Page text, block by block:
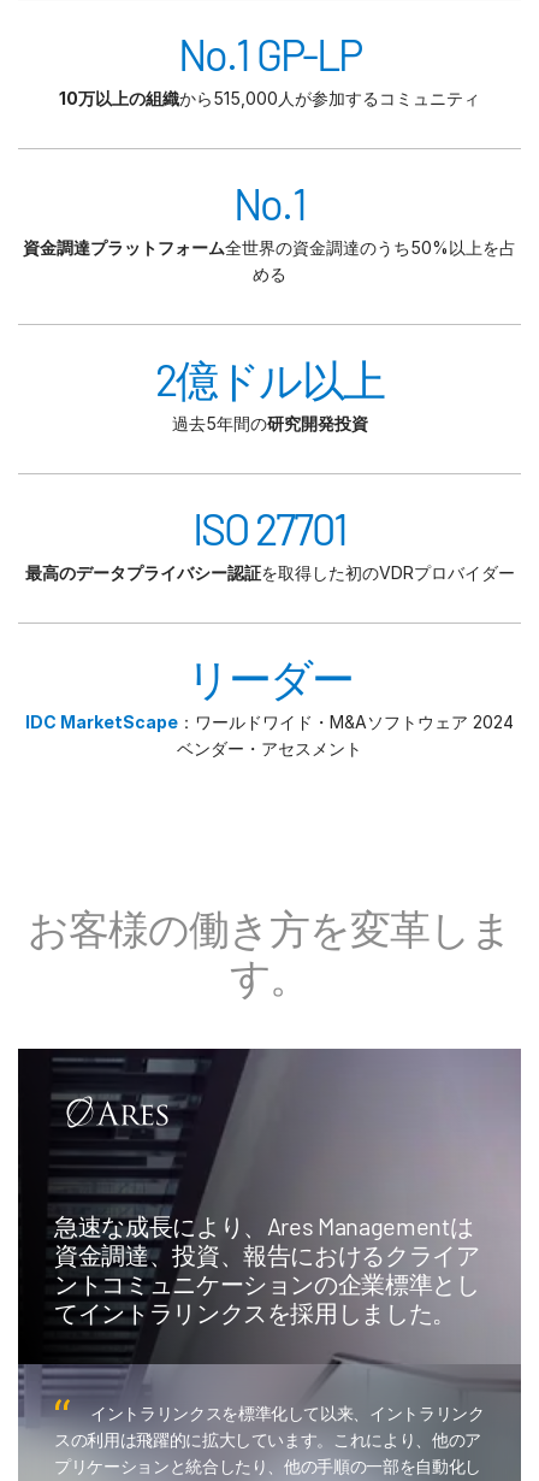
No.1 GP-LP
10万以上の組織から515,000人が参加するコミュニティ
No.1
資金調達プラットフォーム全世界の資金調達のうち50%以上を占
める
2億ドル以上
過去5年間の研究開発投資
ISO 27701
最高のデータプライバシー認証を取得した初のVDRプロバイダー
リーダー
IDC MarketScape ：ワールドワイド・M&Aソフトウェア 2024
ベンダー・アセスメント
お客様の働き方を変革しま
す。
急速な成長により、Ares Managementは
資金調達、投資、報告におけるクライア
ントコミュニケーションの企業標準とし
てイントラリンクスを採用しました。
イントラリンクスを標準化して以来、イントラリンク
スの利用は飛躍的に拡大しています。これにより、他のア
プリケーションと統合したり、他の手順の一部を自動化し